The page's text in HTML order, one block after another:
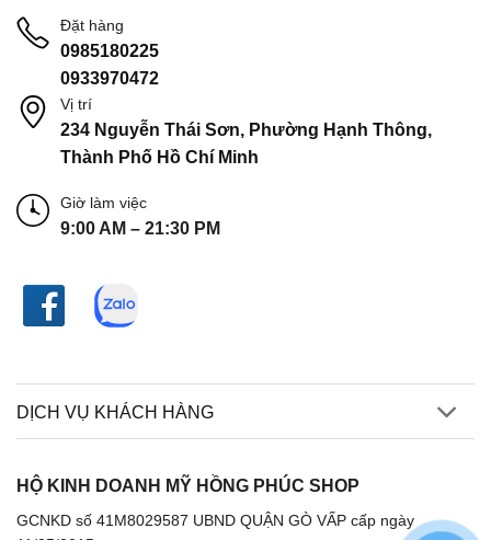
Đặt hàng
0985180225
0933970472
Vị trí
234 Nguyễn Thái Sơn, Phường Hạnh Thông,
Thành Phố Hồ Chí Minh
Giờ làm việc
9:00 AM – 21:30 PM
DỊCH VỤ KHÁCH HÀNG
HỘ KINH DOANH MỸ HỒNG PHÚC SHOP
GCNKD số 41M8029587 UBND QUẬN GÒ VẤP cấp ngày